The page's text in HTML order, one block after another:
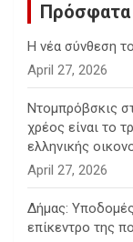
Πρόσφατα
Η νέα σύνθεση
April 27, 2026
Ντομπρόβσκις
χρέος είναι το
ελληνικής
April 27, 2026
Δήμας:
επίκεντρο της